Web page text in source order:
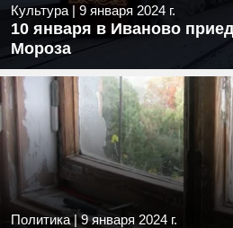
Культура | 9 января 2024 г.
10 января в Иваново
Мороза
Политика|9 января 2024 г.